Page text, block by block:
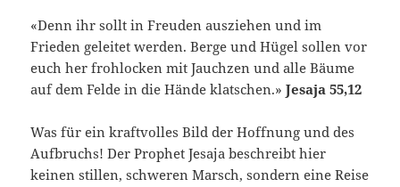
«Denn ihr sollt in Freuden ausziehen und im
Frieden geleitet werden. Berge und Hügel sollen vor
euch her frohlocken mit Jauchzen und alle Bäume
auf dem Felde in die Hände klatschen.»Jesaja 55,12
Was für ein kraftvolles Bild der Hoffnung und des
Aufbruchs! Der Prophet Jesaja beschreibt hier
keinen stillen, schweren Marsch, sondern eine Reise